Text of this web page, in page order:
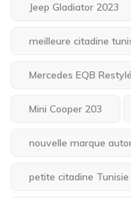
Jeep Gladiator 2023
meilleure citadine
Mercedes EQB Restylé
Mini Cooper 203
nouvelle marque
petite citadine Tunisie